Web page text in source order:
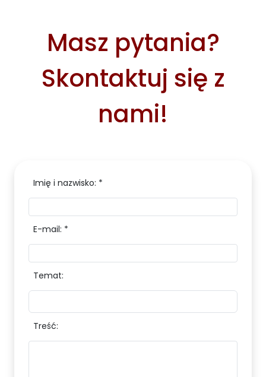
Masz pytania?
Skontaktuj się z
nami!
Imię i nazwisko: *
E-mail: *
Temat:
Treść: